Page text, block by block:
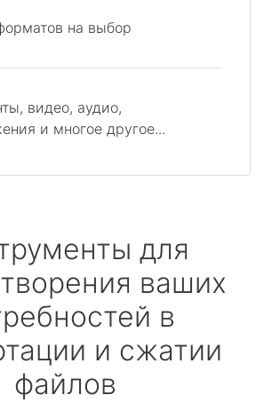
на выбор
видео, аудио,
и многое другое...
для
ваших
в
и сжатии
файлов